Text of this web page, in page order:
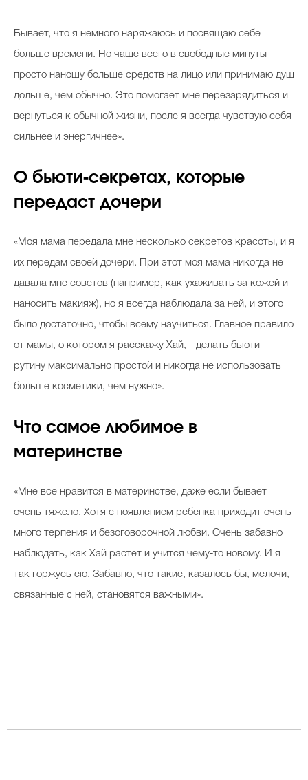
Бывает, что я немного наряжаюсь и посвящаю себе
больше времени. Но чаще всего в свободные минуты
просто наношу больше средств на лицо или принимаю душ
дольше, чем обычно. Это помогает мне перезарядиться и
вернуться к обычной жизни, после я всегда чувствую себя
сильнее и энергичнее».
О бьюти-секретах, которые
передаст дочери
«Моя мама передала мне несколько секретов красоты, и я
их передам своей дочери. При этот моя мама никогда не
давала мне советов (например, как ухаживать за кожей и
наносить макияж), но я всегда наблюдала за ней, и этого
было достаточно, чтобы всему научиться. Главное правило
от мамы, о котором я расскажу Хай, - делать бьюти-
рутину максимально простой и никогда не использовать
больше косметики, чем нужно».
Что самое любимое в
материнстве
«Мне все нравится в материнстве, даже если бывает
очень тяжело. Хотя с появлением ребенка приходит очень
много терпения и безоговорочной любви. Очень забавно
наблюдать, как Хай растет и учится чему-то новому. И я
так горжусь ею. Забавно, что такие, казалось бы, мелочи,
связанные с ней, становятся важными».